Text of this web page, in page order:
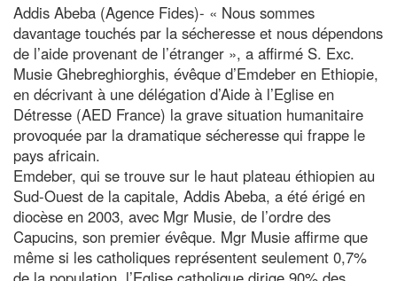
Addis Abeba (Agence Fides)- « Nous sommes
davantage touchés par la sécheresse et nous dépendons
de l’aide provenant de l’étranger », a affirmé S. Exc.
Musie Ghebreghiorghis, évêque d’Emdeber en Ethiopie,
en décrivant à une délégation d’Aide à l’Eglise en
Détresse (AED France) la grave situation humanitaire
provoquée par la dramatique sécheresse qui frappe le
pays africain.
Emdeber, qui se trouve sur le haut plateau éthiopien au
Sud-Ouest de la capitale, Addis Abeba, a été érigé en
diocèse en 2003, avec Mgr Musie, de l’ordre des
Capucins, son premier évêque. Mgr Musie affirme que
même si les catholiques représentent seulement 0,7%